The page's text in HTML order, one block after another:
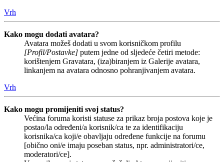
Vrh
Kako mogu dodati avatara?
Avatara možeš dodati u svom korisničkom profilu
[Profil/Postavke] putem jedne od sljedeće četiri metode:
korištenjem Gravatara, (iza)biranjem iz Galerije avatara,
linkanjem na avatara odnosno pohranjivanjem avatara.
Vrh
Kako mogu promijeniti svoj status?
Većina foruma koristi statuse za prikaz broja postova koje je
postao/la određeni/a korisnik/ca te za identifikaciju
korisnika/ca koji/e obavljaju određene funkcije na forumu
[obično oni/e imaju poseban status, npr. administratori/ce,
moderatori/ce].